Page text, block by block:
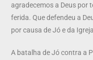
agradecemos a Deus por
ferida. Que defendeu a
por causa de Jó e da
A batalha de Jó contra a